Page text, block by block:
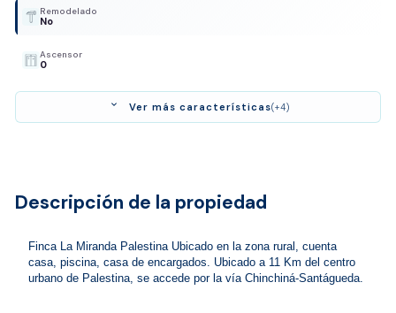
Remodelado
No
Ascensor
0
expand_more Ver más características(+4)
Descripción de la propiedad
Finca La Miranda Palestina Ubicado en la zona rural, cuenta
casa, piscina, casa de encargados. Ubicado a 11 Km del centro
urbano de Palestina, se accede por la vía Chinchiná-Santágueda.